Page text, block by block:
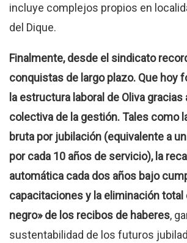
incluye complejos propios en
del Dique.
Finalmente, desde el sindicato
conquistas de largo plazo. Que hoy
la estructura laboral de Oliva gracias
colectiva de la gestión. Tales como
bruta por jubilación (equivalente a
por cada 10 años de servicio), la
automática cada dos años bajo
capacitaciones y la eliminación total
negro» de los recibos de haberes,
sustentabilidad de los futuros